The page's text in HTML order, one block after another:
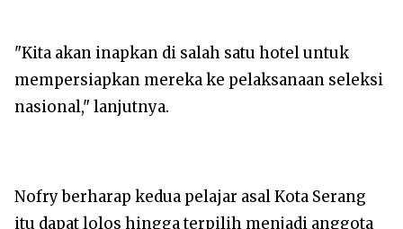
‎"Kita akan inapkan di salah satu hotel untuk
mempersiapkan mereka ke pelaksanaan seleksi
nasional," lanjutnya.
‎Nofry berharap kedua pelajar asal Kota Serang
itu dapat lolos hingga terpilih menjadi anggota